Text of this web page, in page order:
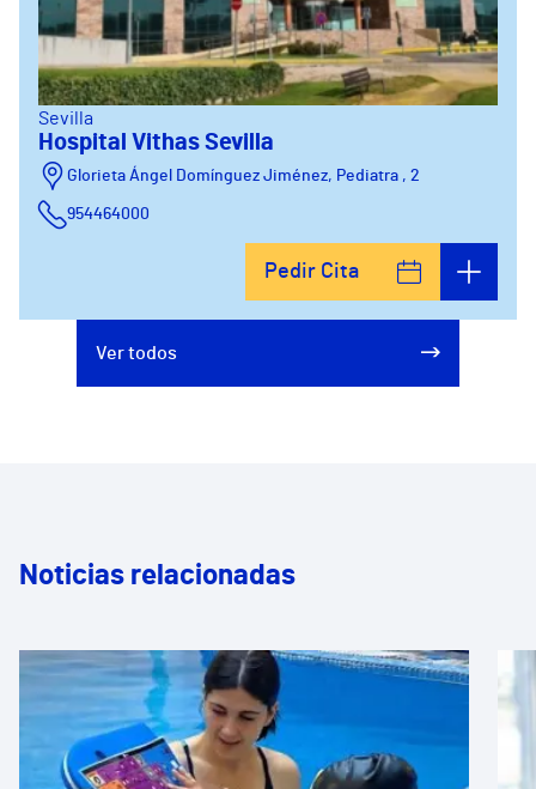
Sevilla
Hospital Vithas Sevilla
Glorieta Ángel Domínguez Jiménez, Pediatra , 2
954464000
Pedir Cita
Ver todos
Noticias relacionadas